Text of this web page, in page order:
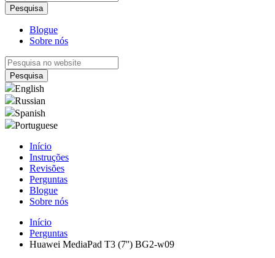
Blogue
Sobre nós
English
Russian
Spanish
Portuguese
Início
Instruções
Revisões
Perguntas
Blogue
Sobre nós
Início
Perguntas
Huawei MediaPad T3 (7'') BG2-w09